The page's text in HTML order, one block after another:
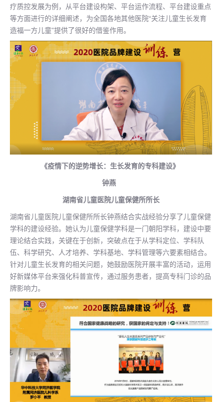
疗质控发展为例，从平台建设构架、平台运作流程、平台建设重点
等方面进行的详细阐述，为全国各地其他医院“关注儿童生长发育
造福一方儿童”提供了很好的借鉴作用。
《疫情下的逆势增长：生长发育的专科建设》
钟燕
湖南省儿童医院儿童保健所所长
湖南省儿童医院儿童保健所所长钟燕结合实战经验分享了儿童保健
学科的建设经验。她认为儿童保健学科是一门朝阳学科，建设中要
理论结合实践，关键在于创新，突破点在于从学科定位、学科队
伍、科学研究、人才培养、学科基地、学科管理等六要素相结合。
针对儿童生长发育的相关问题，她鼓励医院开展丰富的活动，运用
好新媒体平台来强化科普宣传，通过服务患者，提高专科门诊的品
牌影响力。